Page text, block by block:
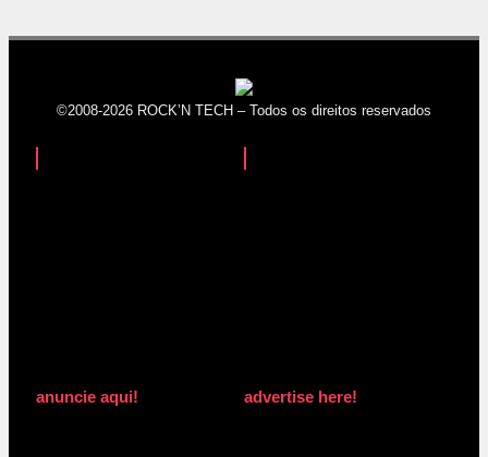
©2008-2026 ROCK’N TECH – Todos os direitos reservados
anuncie aqui! advertise here!